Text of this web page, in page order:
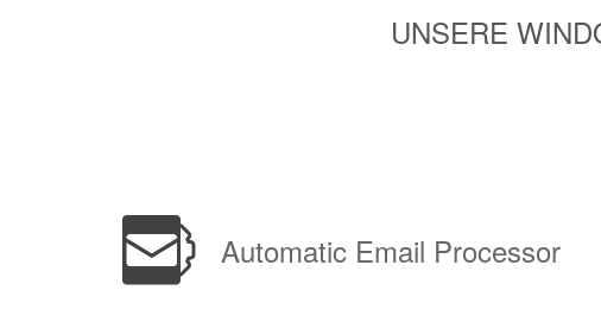
UNSERE
Automatic Email Processor